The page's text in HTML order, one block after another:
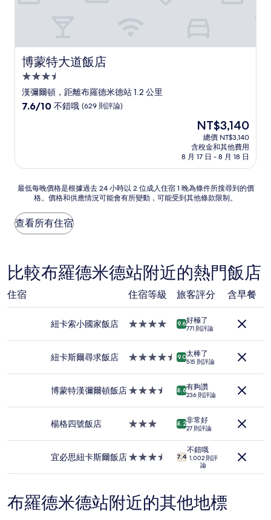
博蒙特大道飯店
博蒙特大道飯店
3.5
星
級
漢彌爾頓，距離布羅德米德站 1.2 公里
7.6
不
哦，
(629
則
評
論)
7.6/10 不錯哦 (629 則評論)
現
在
價
格
為
NT$3,140
總價 NT$3,140
含稅金和其他費用
8 月 17 日 - 8 月 18 日
最
晚
價
根
據
去
24
以
成
宿
為
所
尋
到
最低每晚價格是根據過去 24 小時以 2 位成人住宿 1 晚為條件所搜尋到的價
格。價格和供應情況可能會有所變動，可能受到其他條款限制。
查看所有住宿
比較布羅德米德站附近的熱門飯店
住宿 住宿等級 旅客評分 含早餐
紐卡索小國家飯店
4.0
住
9.6好極了
771 則評論
紐卡斯爾尋求飯店
4.5
住
9.0太棒了
515 則評論
博蒙特漢彌爾頓飯店3.5
住
8.6有夠讚
236 則評論
楊格四號飯店
3.0
住
8.2非常好
27 則評論
宜必思紐卡斯爾飯店3.5
宿
7.4
不錯哦
1,002 則評
論
布羅德米德站附近的其他地標